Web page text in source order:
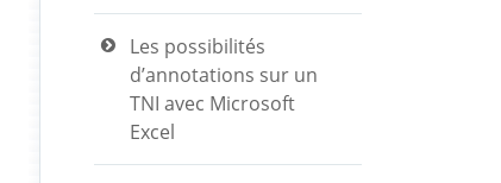
Les possibilités
d’annotations sur un
TNI avec Microsoft
Excel